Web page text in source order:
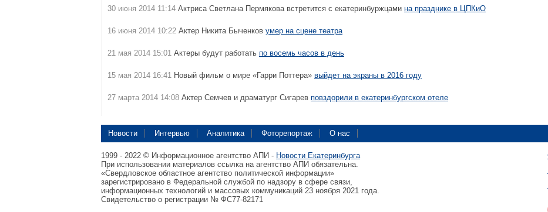
30 июня 2014 11:14 Актриса Светлана Пермякова встретится с екатеринбуржцами на празднике в ЦПКиО
16 июня 2014 10:22 Актер Никита Быченков умер на сцене театра
21 мая 2014 15:01 Актеры будут работать по восемь часов в день
15 мая 2014 16:41 Новый фильм о мире «Гарри Поттера» выйдет на экраны в 2016 году
27 марта 2014 14:08 Актер Семчев и драматург Сигарев повздорили в екатеринбургском отеле
Новости Интервью Аналитика Фоторепортаж О нас
1999 - 2022 © Информационное агентство АПИ - Новости Екатеринбурга
При использовании материалов ссылка на агентство АПИ обязательна.
«Свердловское областное агентство политической информации»
зарегистрировано в Федеральной службой по надзору в сфере связи,
информационных технологий и массовых коммуникаций 23 ноября 2021 года.
Свидетельство о регистрации № ФС77-82171